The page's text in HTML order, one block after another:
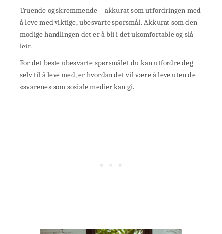
Truende og skremmende – akkurat som utfordringen med
å leve med viktige, ubesvarte spørsmål. Akkurat som den
modige handlingen det er å bli i det ukomfortable og slå
leir.
For det beste ubesvarte spørsmålet du kan utfordre deg
selv til å leve med, er hvordan det vil være å leve uten de
«svarene» som sosiale medier kan gi.